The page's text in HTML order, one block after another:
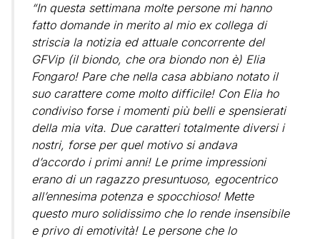
“In questa settimana molte persone mi hanno
fatto domande in merito al mio ex collega di
striscia la notizia ed attuale concorrente del
GFVip (il biondo, che ora biondo non è) Elia
Fongaro! Pare che nella casa abbiano notato il
suo carattere come molto difficile! Con Elia ho
condiviso forse i momenti più belli e spensierati
della mia vita. Due caratteri totalmente diversi i
nostri, forse per quel motivo si andava
d’accordo i primi anni! Le prime impressioni
erano di un ragazzo presuntuoso, egocentrico
all’ennesima potenza e spocchioso! Mette
questo muro solidissimo che lo rende insensibile
e privo di emotività! Le persone che lo